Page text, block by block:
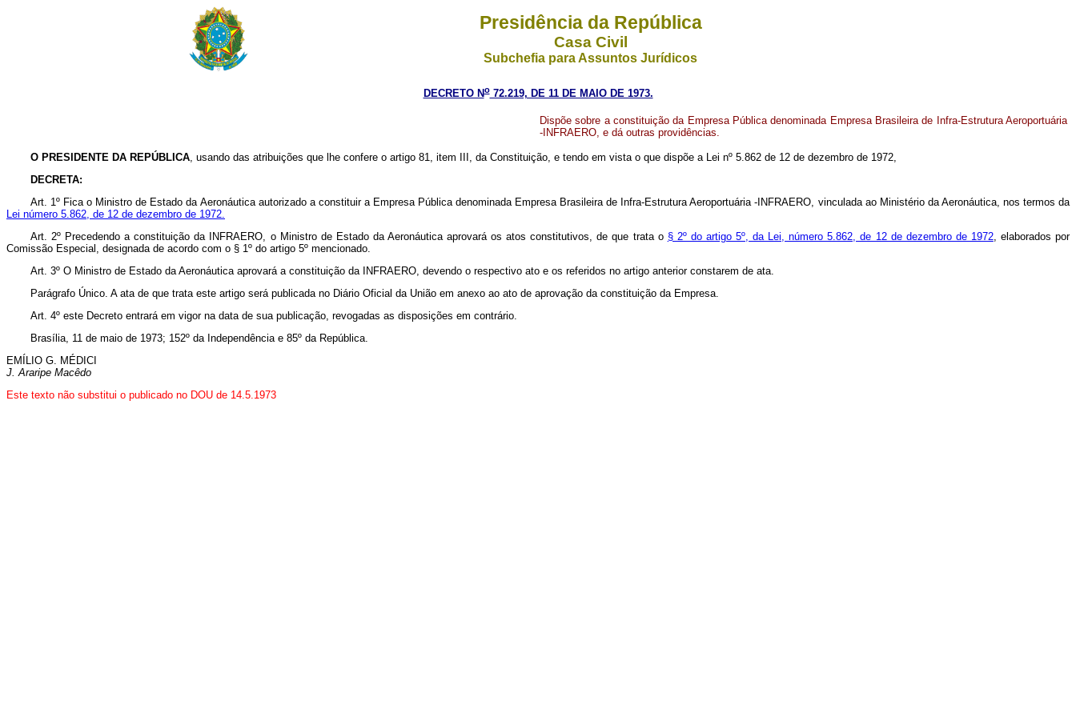
Presidência da República
Casa Civil
Subchefia para Assuntos Jurídicos
DECRETO No72.219, DE 11 DE MAIO DE 1973.
Dispõe sobre a constituição da Empresa Pública denominada Empresa Brasileira de Infra-Estrutura Aeroportuária
-INFRAERO, e dá outras providências.
O PRESIDENTE DA REPÚBLICA, usando das atribuições que lhe confere o artigo 81, item III, da Constituição, e tendo em vista o que dispõe a Lei nº 5.862 de 12 de dezembro de 1972,
DECRETA:
Art. 1º Fica o Ministro de Estado da Aeronáutica autorizado a constituir a Empresa Pública denominada Empresa Brasileira de Infra-Estrutura Aeroportuária -INFRAERO, vinculada ao Ministério da Aeronáutica, nos termos da
Lei número 5.862, de 12 de dezembro de 1972.
Art. 2º Precedendo a constituição da INFRAERO, o Ministro de Estado da Aeronáutica aprovará os atos constitutivos, de que trata o § 2º do artigo 5º, da Lei, número 5.862, de 12 de dezembro de 1972, elaborados por
Comissão Especial, designada de acordo com o § 1º do artigo 5º mencionado.
Art. 3º O Ministro de Estado da Aeronáutica aprovará a constituição da INFRAERO, devendo o respectivo ato e os referidos no artigo anterior constarem de ata.
Parágrafo Único. A ata de que trata este artigo será publicada no Diário Oficial da União em anexo ao ato de aprovação da constituição da Empresa.
Art. 4º este Decreto entrará em vigor na data de sua publicação, revogadas as disposições em contrário.
Brasília, 11 de maio de 1973; 152º da Independência e 85º da República.
EMÍLIO G. MÉDICI
J. Araripe Macêdo
Este texto não substitui o publicado no DOU de 14.5.1973